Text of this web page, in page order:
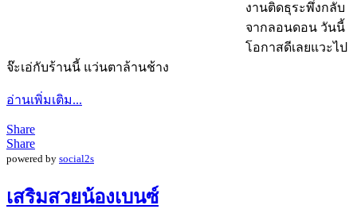
งานติดธุระพึ่งกลับ
จากลอนดอน วันนี้
โอกาสดีเลยแวะไป
จ๊ะเอ่กับร้านนี้ แว่นตาล้านช้าง
อ่านเพิ่มเติม...
Share
Share
powered by social2s
เสริมสวยน้องเบนซ์